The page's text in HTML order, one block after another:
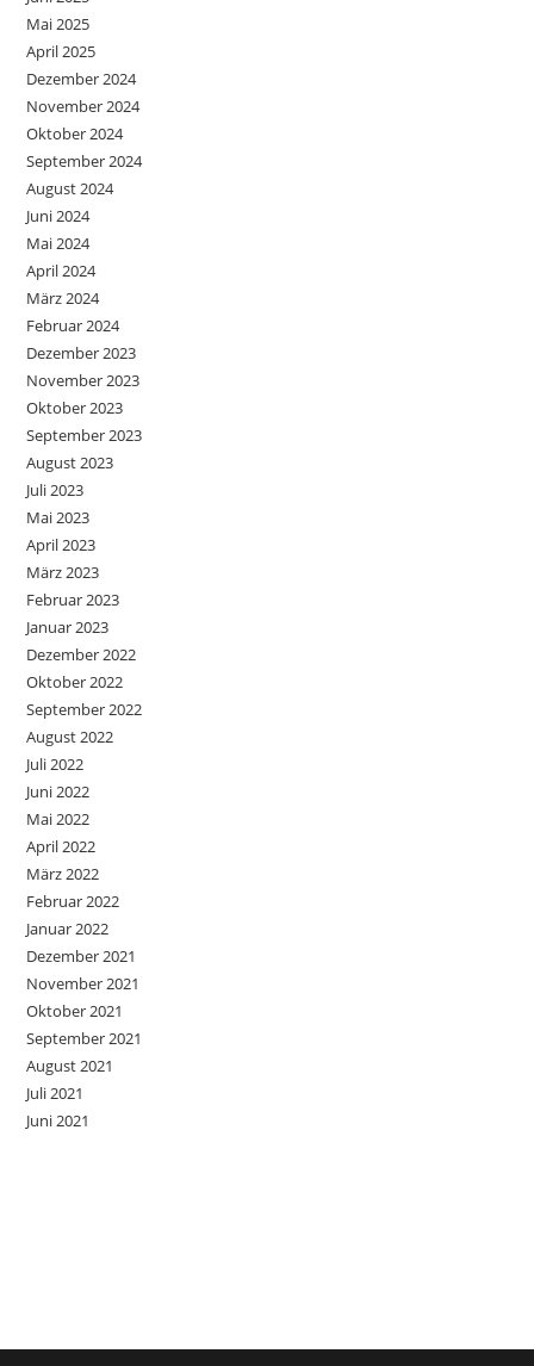
Mai 2025
April 2025
Dezember 2024
November 2024
Oktober 2024
September 2024
August 2024
Juni 2024
Mai 2024
April 2024
März 2024
Februar 2024
Dezember 2023
November 2023
Oktober 2023
September 2023
August 2023
Juli 2023
Mai 2023
April 2023
März 2023
Februar 2023
Januar 2023
Dezember 2022
Oktober 2022
September 2022
August 2022
Juli 2022
Juni 2022
Mai 2022
April 2022
März 2022
Februar 2022
Januar 2022
Dezember 2021
November 2021
Oktober 2021
September 2021
August 2021
Juli 2021
Juni 2021